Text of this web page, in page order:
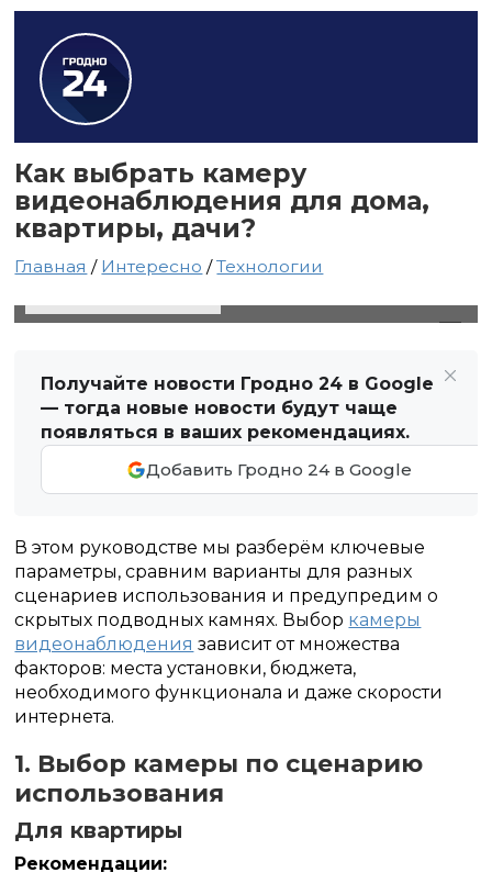
Как выбрать камеру
видеонаблюдения для дома,
квартиры, дачи?
Главная / Интересно /Технологии
Получайте новости Гродно 24 в Google
— тогда новые новости будут чаще
появляться в ваших рекомендациях.
Добавить Гродно 24 в Google
В этом руководстве мы разберём ключевые
параметры, сравним варианты для разных
сценариев использования и предупредим о
скрытых подводных камнях. Выбор камеры
видеонаблюдения зависит от множества
факторов: места установки, бюджета,
необходимого функционала и даже скорости
интернета.
1. Выбор камеры по сценарию
использования
Для квартиры
Рекомендации: